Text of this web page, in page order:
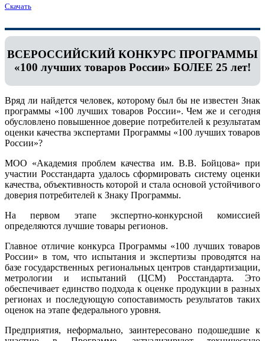
Скачать
ВСЕРОССИЙСКИЙ КОНКУРС ПРОГРАММЫ
«100 лучших товаров России» БОЛЕЕ 25 лет!
Вряд ли найдется человек, которому был бы не известен Знак
программы «100 лучших товаров России». Чем же и сегодня
обусловлено повышенное доверие потребителей к результатам
оценки качества экспертами Программы «100 лучших товаров
России»?
МОО «Академия проблем качества им. В.В. Бойцова» при
участии Росстандарта удалось сформировать систему оценки
качества, объективность которой и стала основой устойчивого
доверия потребителей к Знаку Программы.
На первом этапе экспертно-конкурсной комиссией
определяются лучшие товары регионов.
Главное отличие конкурса Программы «100 лучших товаров
России» в том, что испытания и экспертизы проводятся на
базе государственных региональных центров стандартизации,
метрологии и испытаний (ЦCM) Росстандарта. Это
обеспечивает единство подхода к оценке продукции в разных
регионах и последующую сопоставимость результатов таких
оценок на этапе федерального уровня.
Предприятия, неформально, заинтересовано подошедшие к